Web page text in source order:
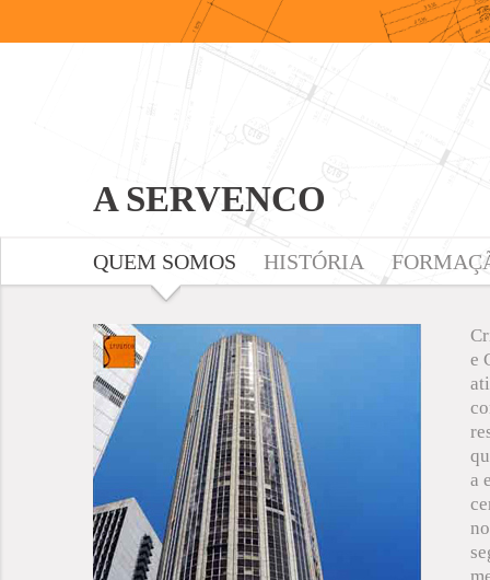
A SERVENCO
QUEM SOMOS HISTÓRIA
e
a